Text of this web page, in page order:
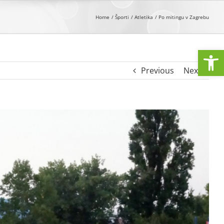
Home Športi Atletika Po mitingu v Zagrebu
Previous Next